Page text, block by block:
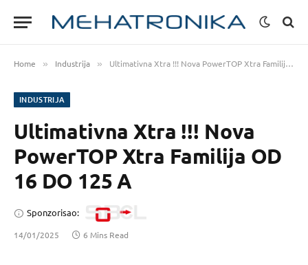
Home » Industrija » Ultimativna Xtra !!! Nova PowerTOP Xtra Familija OD 16 DO 125 A
INDUSTRIJA
Ultimativna Xtra !!! Nova
PowerTOP Xtra Familija OD
16 DO 125 A
Sponzorisao:
14/01/2025 6 Mins Read